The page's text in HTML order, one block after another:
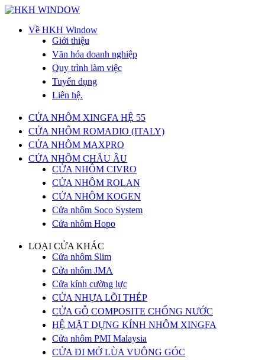
Về HKH Window
Giới thiệu
Văn hóa doanh nghiệp
Quy trình làm việc
Tuyển dụng
Liên hệ.
CỬA NHÔM XINGFA HỆ 55
CỬA NHÔM ROMADIO (ITALY)
CỬA NHÔM MAXPRO
CỬA NHÔM CHÂU ÂU
CỬA NHÔM CIVRO
CỬA NHÔM ROLAN
CỬA NHÔM KOGEN
Cửa nhôm Soco System
Cửa nhôm Hopo
LOẠI CỬA KHÁC
Cửa nhôm Slim
Cửa nhôm JMA
Cửa kính cường lực
CỬA NHỰA LÕI THÉP
CỬA GỖ COMPOSITE CHỐNG NƯỚC
HỆ MẶT DỰNG KÍNH NHÔM XINGFA
Cửa nhôm PMI Malaysia
CỬA ĐI MỞ LÙA VUÔNG GÓC